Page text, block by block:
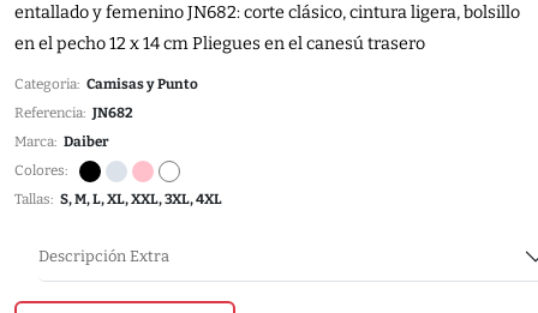
entallado y femenino JN682: corte clásico, cintura ligera, bolsillo
en el pecho 12 x 14 cm Pliegues en el canesú trasero
Categoria: Camisas y Punto
Referencia: JN682
Marca: Daiber
Colores:
Tallas: S, M, L, XL, XXL, 3XL, 4XL
Descripción Extra